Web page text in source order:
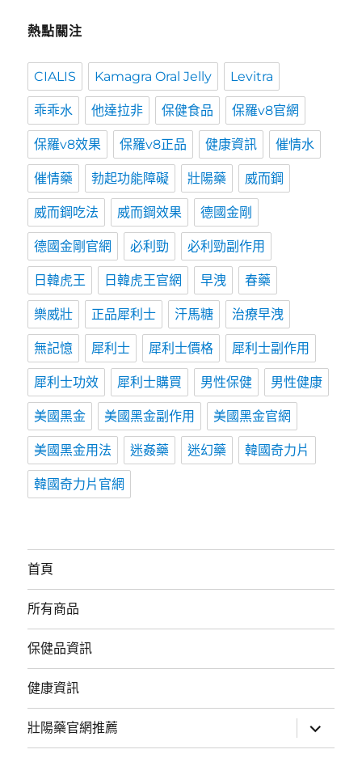
熱點關注
CIALIS Kamagra Oral Jelly Levitra
乖乖水 他達拉非 保健食品 保羅v8官網
保羅v8效果 保羅v8正品 健康資訊 催情水
催情藥 勃起功能障礙 壯陽藥 威而鋼
威而鋼吃法 威而鋼效果 德國金剛
德國金剛官網 必利勁 必利勁副作用
日韓虎王 日韓虎王官網 早洩 春藥
樂威壯 正品犀利士 汗馬糖 治療早洩
無記憶 犀利士 犀利士價格 犀利士副作用
犀利士功效 犀利士購買 男性保健 男性健康
美國黑金 美國黑金副作用 美國黑金官網
美國黑金用法 迷姦藥 迷幻藥 韓國奇力片
韓國奇力片官網
首頁
所有商品
保健品資訊
健康資訊
壯陽藥官網推薦
展
開
子